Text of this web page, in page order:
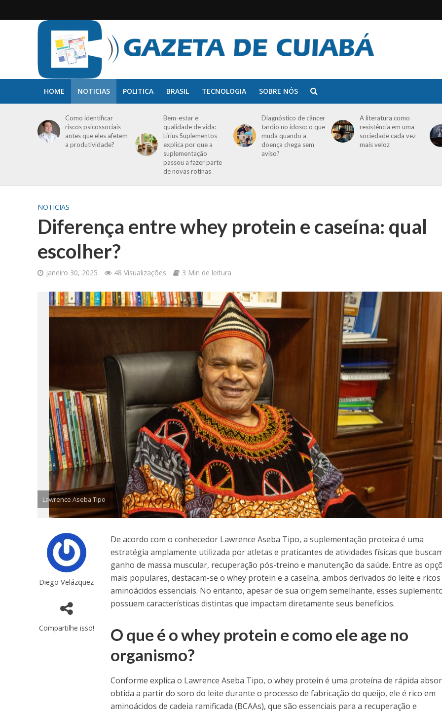
HOME NOTICIAS POLITICA BRASIL TECNOLOGIA SOBRE NÓS
Como identificar
riscos psicossociais
antes que eles afetem
a produtividade?
Bem-estar e
qualidade de vida:
Lirius Suplementos
explica por que a
suplementação
passou a fazer parte
de novas rotinas
Diagnóstico de câncer
tardio no idoso: o que
muda quando a
doença chega sem
aviso?
A literatura como
resistência em uma
sociedade cada vez
mais veloz
NOTICIAS
Diferença entre whey protein e caseína: qual
escolher?
janeiro 30, 2025 48 Visualizações 3 Min de leitura
Lawrence Aseba Tipo
Diego Velázquez
Compartilhe isso!
De acordo com o conhecedor Lawrence Aseba Tipo, a suplementação proteica é uma
estratégia amplamente utilizada por atletas e praticantes de atividades físicas que
ganho de massa muscular, recuperação pós-treino e manutenção da saúde. Entre as
mais populares, destacam-se o whey protein e a caseína, ambos derivados do leite e ricos
aminoácidos essenciais. No entanto, apesar de sua origem semelhante, esses
possuem características distintas que impactam diretamente seus benefícios.
O que é o whey protein e como ele age no
organismo?
Conforme explica o Lawrence Aseba Tipo, o whey protein é uma proteína de rápida
obtida a partir do soro do leite durante o processo de fabricação do queijo, ele é rico em
aminoácidos de cadeia ramificada (BCAAs), que são essenciais para a recuperação e